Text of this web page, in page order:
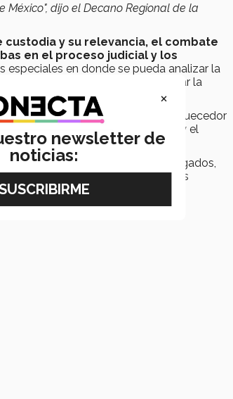
México", dijo el Decano Regional de la
y su relevancia, el combate
en el proceso judicial y los
en donde se pueda analizar la
como nación para alcanzar la
tipo de eventos es bastante enriquecedor
sobre criminalística y el
de Hidalgo, barras de abogados,
de la Federación, y abogados
×
newsletter de
noticias: